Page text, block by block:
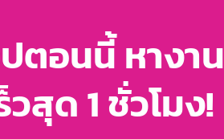
ตอนนี้ หางาน
สุด 1 ชั่วโมง!